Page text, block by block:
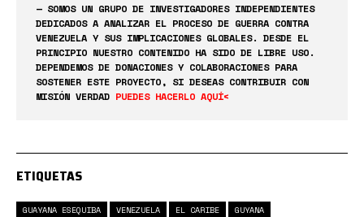
— SOMOS UN GRUPO DE INVESTIGADORES INDEPENDIENTES
DEDICADOS A ANALIZAR EL PROCESO DE GUERRA CONTRA
VENEZUELA Y SUS IMPLICACIONES GLOBALES. DESDE EL
PRINCIPIO NUESTRO CONTENIDO HA SIDO DE LIBRE USO.
DEPENDEMOS DE DONACIONES Y COLABORACIONES PARA
SOSTENER ESTE PROYECTO, SI DESEAS CONTRIBUIR CON
MISIÓN VERDAD PUEDES HACERLO AQUÍ<
ETIQUETAS
GUAYANA ESEQUIBA VENEZUELA EL CARIBE GUYANA